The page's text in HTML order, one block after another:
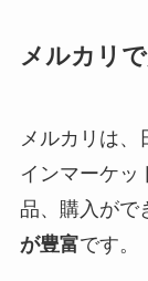
メルカリで
メルカリは、
インマーケッ
品、購入がで
が豊富です。